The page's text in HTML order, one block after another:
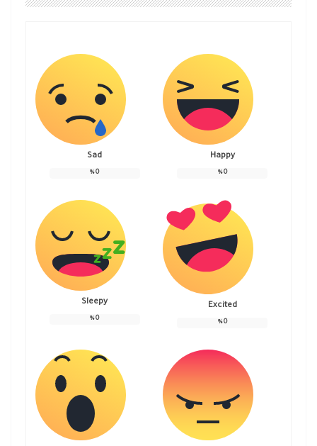
Happy
0
%
Sad
0
%
Excited
0
%
Sleepy
0
%